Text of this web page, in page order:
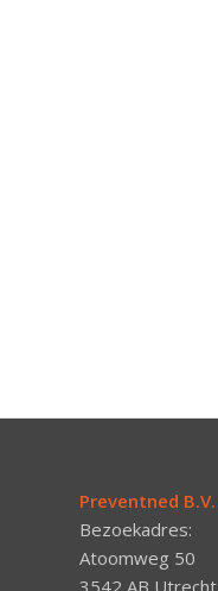
Preventned B.V.
Bezoekadres:
Atoomweg 50